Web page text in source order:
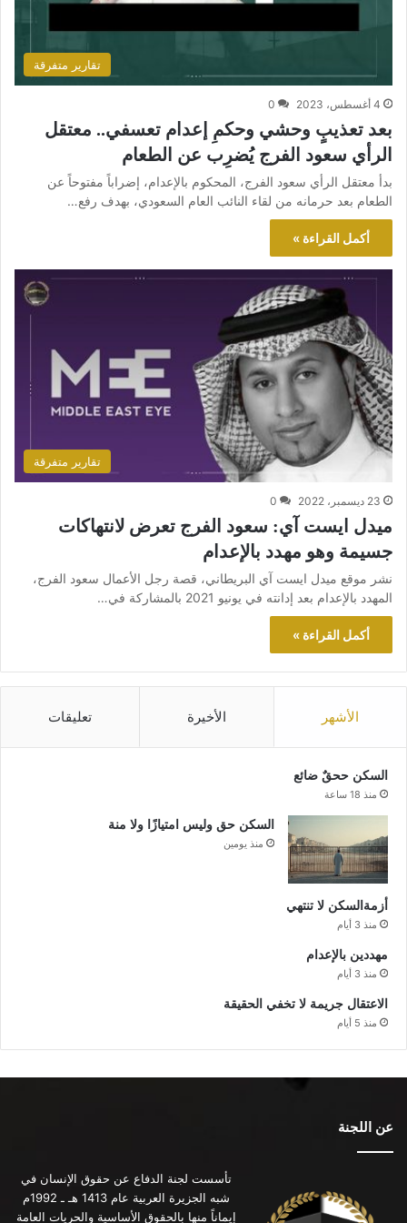
تقارير متفرقة
4 أغسطس، 2023 0
بعد تعذيبٍ وحشي وحكمِ إعدام تعسفي.. معتقل
الرأي سعود الفرج يُضرِب عن الطعام
بدأ معتقل الرأي سعود الفرج، المحكوم بالإعدام، إضراباً مفتوحاً عن
الطعام بعد حرمانه من لقاء النائب العام السعودي، بهدف رفع…
أكمل القراءة »
تقارير متفرقة
23 ديسمبر، 2022 0
ميدل ايست آي: سعود الفرج تعرض لانتهاكات
جسيمة وهو مهدد بالإعدام
نشر موقع ميدل ايست آي البريطاني، قصة رجل الأعمال سعود الفرج،
المهدد بالإعدام بعد إدانته في يونيو 2021 بالمشاركة في…
أكمل القراءة »
الأشهر الأخيرة تعليقات
السكن ححقٌ ضائع
منذ 18 ساعة
السكن حق وليس امتيازًا ولا منة
منذ يومين
أزمةالسكن لا تنتهي
منذ 3 أيام
مهددين بالإعدام
منذ 3 أيام
الاعتقال جريمة لا تخفي الحقيقة
منذ 5 أيام
عن اللجنة
تأسست لجنة الدفاع عن حقوق الإنسان في
شبه الجزيرة العربية عام 1413 هـ ـ 1992م
إيماناً منها بالحقوق الأساسية والحريات العامة